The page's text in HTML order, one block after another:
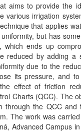
aims to provide the
various irrigation
that applies
but has
ends up
reduced by adding a
due to the
its pressure, and to
effect of friction
Charts (QCC). The
through the QCC and
The work was
Advanced Campus